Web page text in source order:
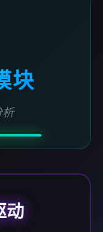
块
析
动